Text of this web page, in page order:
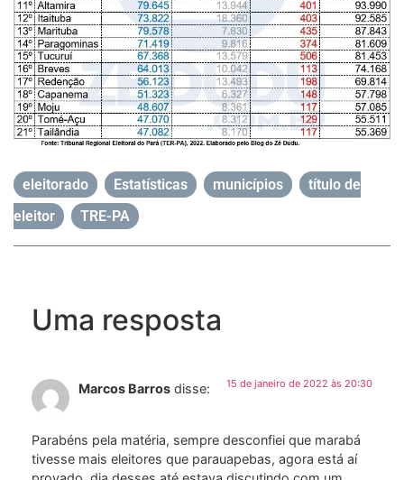
eleitorado Estatísticas municípios
título de
eleitor
TRE-PA
Uma resposta
Marcos Barros disse: 15 de janeiro de 2022 às 20:30
Parabéns pela matéria, sempre desconfiei que marabá
tivesse mais eleitores que parauapebas, agora está aí